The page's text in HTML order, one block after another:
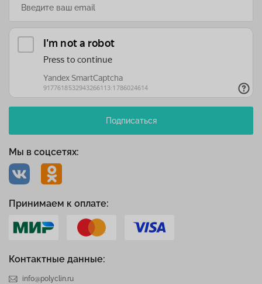
Контактные данные:
info@polyclin.ru
Мы в соцсетях:
Подписаться
Принимаем к оплате: